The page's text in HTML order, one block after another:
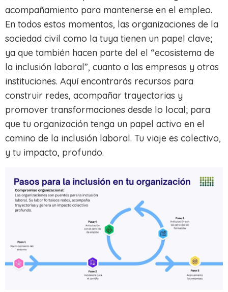
acompañamiento para mantenerse en el empleo.
En todos estos momentos, las organizaciones de la
sociedad civil como la tuya tienen un papel clave;
ya que también hacen parte del el “ecosistema de
la inclusión laboral”, cuanto a las empresas y otras
instituciones. Aquí encontrarás recursos para
construir redes, acompañar trayectorias y
promover transformaciones desde lo local; para
que tu organización tenga un papel activo en el
camino de la inclusión laboral. Tu viaje es colectivo,
y tu impacto, profundo.